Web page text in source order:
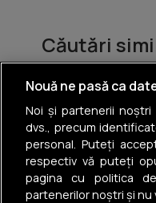
Căutări
Case de vânzare în
Case de vânzare
Case de vânzare
Case de vânzare în
Nouă ne pasă ca
Noi și partenerii noștri
dvs., precum
personal. Puteți
respectiv vă puteți
pagina cu politica
partenerilor noștri și nu